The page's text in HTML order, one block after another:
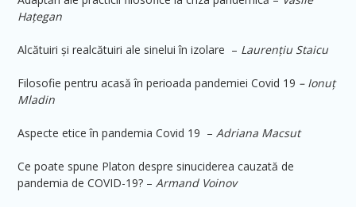
Hațegan
Alcătuiri și realcătuiri ale sinelui în izolare – Laurențiu Staicu
Filosofie pentru acasă în perioada pandemiei Covid 19 – Ionuț
Mladin
Aspecte etice în pandemia Covid 19 – Adriana Macsut
Ce poate spune Platon despre sinuciderea cauzată de
pandemia de COVID-19? – Armand Voinov